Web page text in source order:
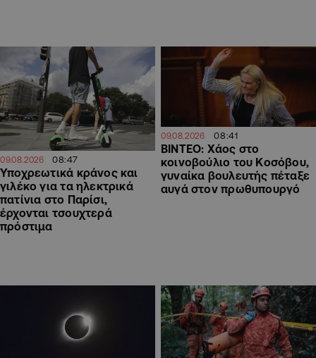
09.08.2026 08:47
Υποχρεωτικά κράνος και
γιλέκο για τα ηλεκτρικά
πατίνια στο Παρίσι,
έρχονται τσουχτερά
πρόστιμα
09.08.2026 08:41
ΒΙΝΤΕΟ: Χάος στο
κοινοβούλιο του Κοσόβου,
γυναίκα βουλευτής πέταξε
αυγά στον πρωθυπουργό